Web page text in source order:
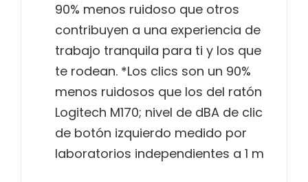
90% menos ruidoso que otros
contribuyen a una experiencia de
trabajo tranquila para ti y los que
te rodean. *Los clics son un 90%
menos ruidosos que los del ratón
Logitech M170; nivel de dBA de clic
de botón izquierdo medido por
laboratorios independientes a 1 m